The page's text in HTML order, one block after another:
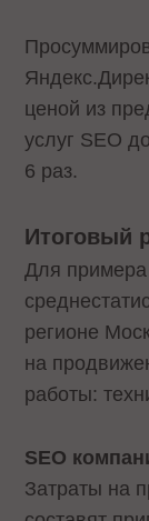
ценой из
услуг SEO
6 раз.
Итоговый
Для примера
регионе
на
работы:
SEO
Затраты на